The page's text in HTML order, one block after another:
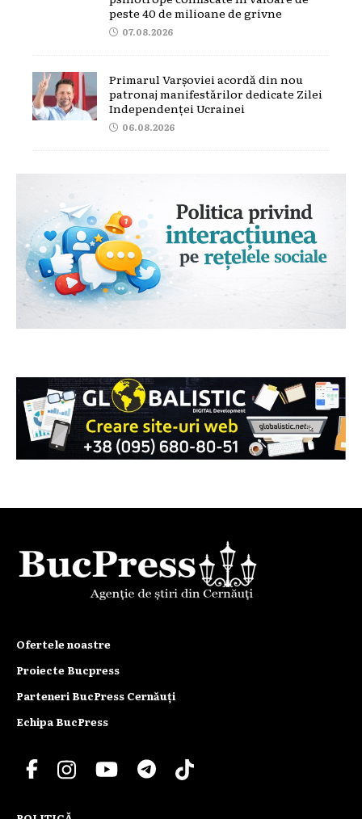
peste 40 de milioane de grivne
07.08.2026
Primarul Varșoviei acordă din nou
patronaj manifestărilor dedicate Zilei
Independenței Ucrainei
06.08.2026
Ofertele noastre
Proiecte Bucpress
Parteneri BucPress Cernăuți
Echipa BucPress